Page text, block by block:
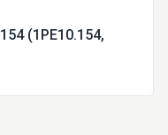
(1РЕ10.154,